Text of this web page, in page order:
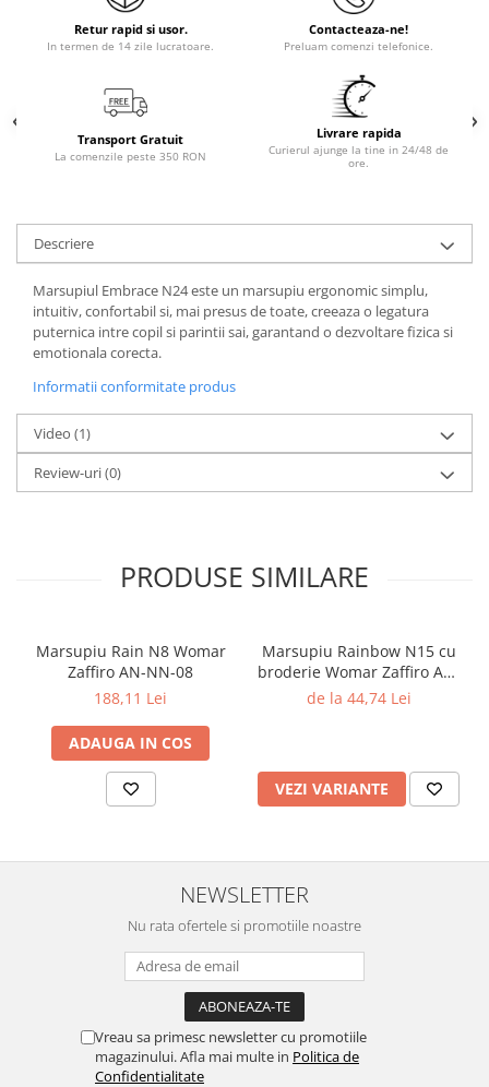
Retur rapid si usor.
In termen de 14 zile lucratoare.
Contacteaza-ne!
Preluam comenzi telefonice.
Transport Gratuit
La comenzile peste 350 RON
Livrare rapida
Curierul ajunge la tine in 24/48 de
ore.
Descriere
Marsupiul Embrace N24 este un marsupiu ergonomic simplu,
intuitiv, confortabil si, mai presus de toate, creeaza o legatura
puternica intre copil si parintii sai, garantand o dezvoltare fizica si
emotionala corecta.
Informatii conformitate produs
Video (1)
Review-uri(0)
PRODUSE SIMILARE
Marsupiu Rain N8 Womar
Zaffiro AN-NN-08
188,11 Lei
ADAUGA IN COS
Marsupiu Rainbow N15 cu
broderie Womar Zaffiro AN-
NZ-15E
de la 44,74 Lei
VEZI VARIANTE
NEWSLETTER
Nu rata ofertele si promotiile noastre
Vreau sa primesc newsletter cu promotiile
magazinului. Afla mai multe in Politica de
Confidentialitate